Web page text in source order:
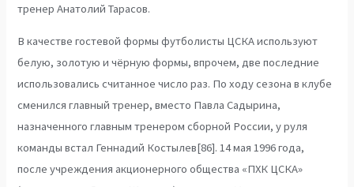
тренер Анатолий Тарасов.
В качестве гостевой формы футболисты ЦСКА используют
белую, золотую и чёрную формы, впрочем, две последние
использовались считанное число раз. По ходу сезона в клубе
сменился главный тренер, вместо Павла Садырина,
назначенного главным тренером сборной России, у руля
команды встал Геннадий Костылев[86]. 14 мая 1996 года,
после учреждения акционерного общества «ПХК ЦСКА»